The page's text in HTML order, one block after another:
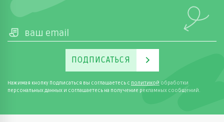
ПОДПИСАТЬСЯ
Нажимая кнопку Подписаться вы соглашаетесь с политикой обработки
персональных данных и соглашаетесь на получение рекламных сообщений.